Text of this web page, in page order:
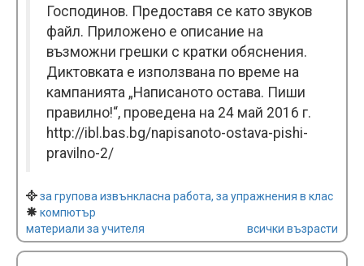
Господинов. Предоставя се като звуков
файл. Прилoжено e описание на
възможни грешки с кратки обяснения.
Диктовката е използвана по време на
кампанията „Написаното остава. Пиши
правилно!“, проведена на 24 май 2016 г.
http://ibl.bas.bg/napisanoto-ostava-pishi-
pravilno-2/
за групова извънкласна работа, за упражнения в клас
компютър
материали за учителя
всички възрасти